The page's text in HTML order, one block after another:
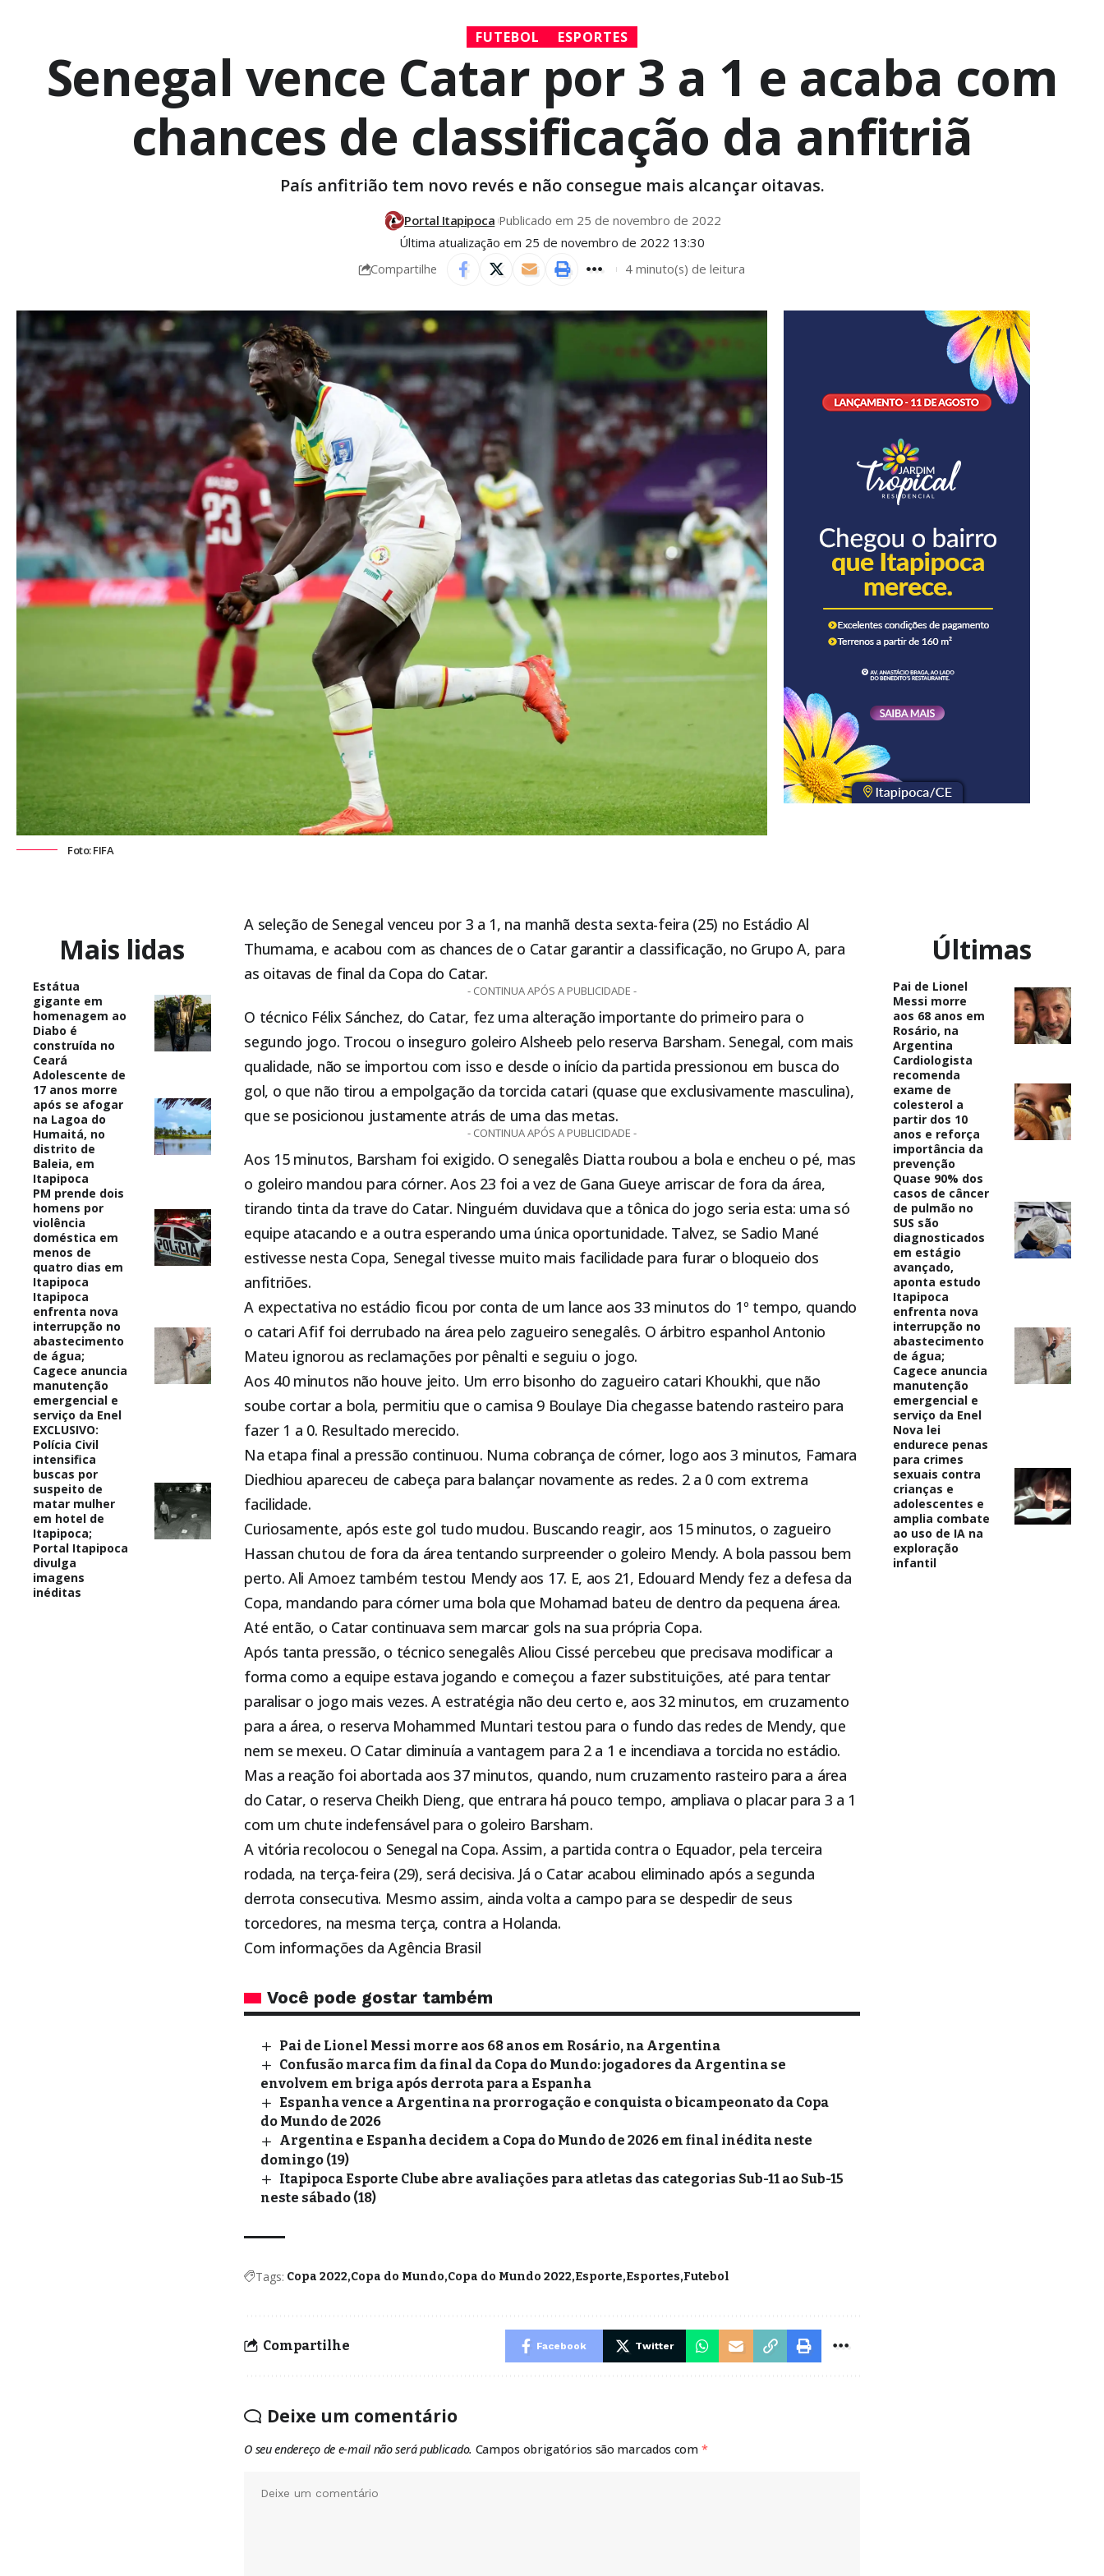
FUTEBOL ESPORTES
Senegal vence Catar por 3 a 1 e acaba com
chances de classificação da anfitriã
País anfitrião tem novo revés e não consegue mais alcançar oitavas.
Última atualização em 25 de novembro de 2022 13:30
Portal Itapipoca Publicado em 25 de novembro de 2022
Compartilhe 4 minuto(s) de leitura
Foto: FIFA
Mais lidas
Estátua
gigante em
homenagem ao
Diabo é
construída no
Ceará
Adolescente de
17 anos morre
após se afogar
na Lagoa do
Humaitá, no
distrito de
Baleia, em
Itapipoca
PM prende dois
homens por
violência
doméstica em
menos de
quatro dias em
Itapipoca
Itapipoca
enfrenta nova
interrupção no
abastecimento
de água;
Cagece anuncia
manutenção
emergencial e
serviço da Enel
EXCLUSIVO:
Polícia Civil
intensifica
buscas por
suspeito de
matar mulher
em hotel de
Itapipoca;
Portal Itapipoca
divulga
imagens
inéditas
A seleção de Senegal venceu por 3 a 1, na manhã desta sexta-feira (25) no Estádio Al
Thumama, e acabou com as chances de o Catar garantir a classificação, no Grupo A, para
as oitavas de final da Copa do Catar.
- CONTINUA APÓS A PUBLICIDADE -
O técnico Félix Sánchez, do Catar, fez uma alteração importante do primeiro para o
segundo jogo. Trocou o inseguro goleiro Alsheeb pelo reserva Barsham. Senegal, com mais
qualidade, não se importou com isso e desde o início da partida pressionou em busca do
gol, o que não tirou a empolgação da torcida catari (quase que exclusivamente masculina),
que se posicionou justamente atrás de uma das metas.
- CONTINUA APÓS A PUBLICIDADE -
Aos 15 minutos, Barsham foi exigido. O senegalês Diatta roubou a bola e encheu o pé, mas
o goleiro mandou para córner. Aos 23 foi a vez de Gana Gueye arriscar de fora da área,
tirando tinta da trave do Catar. Ninguém duvidava que a tônica do jogo seria esta: uma só
equipe atacando e a outra esperando uma única oportunidade. Talvez, se Sadio Mané
estivesse nesta Copa, Senegal tivesse muito mais facilidade para furar o bloqueio dos
anfitriões.
A expectativa no estádio ficou por conta de um lance aos 33 minutos do 1º tempo, quando
o catari Afif foi derrubado na área pelo zagueiro senegalês. O árbitro espanhol Antonio
Mateu ignorou as reclamações por pênalti e seguiu o jogo.
Aos 40 minutos não houve jeito. Um erro bisonho do zagueiro catari Khoukhi, que não
soube cortar a bola, permitiu que o camisa 9 Boulaye Dia chegasse batendo rasteiro para
fazer 1 a 0. Resultado merecido.
Na etapa final a pressão continuou. Numa cobrança de córner, logo aos 3 minutos, Famara
Diedhiou apareceu de cabeça para balançar novamente as redes. 2 a 0 com extrema
facilidade.
Curiosamente, após este gol tudo mudou. Buscando reagir, aos 15 minutos, o zagueiro
Hassan chutou de fora da área tentando surpreender o goleiro Mendy. A bola passou bem
perto. Ali Amoez também testou Mendy aos 17. E, aos 21, Edouard Mendy fez a defesa da
Copa, mandando para córner uma bola que Mohamad bateu de dentro da pequena área.
Até então, o Catar continuava sem marcar gols na sua própria Copa.
Após tanta pressão, o técnico senegalês Aliou Cissé percebeu que precisava modificar a
forma como a equipe estava jogando e começou a fazer substituições, até para tentar
paralisar o jogo mais vezes. A estratégia não deu certo e, aos 32 minutos, em cruzamento
para a área, o reserva Mohammed Muntari testou para o fundo das redes de Mendy, que
nem se mexeu. O Catar diminuía a vantagem para 2 a 1 e incendiava a torcida no estádio.
Mas a reação foi abortada aos 37 minutos, quando, num cruzamento rasteiro para a área
do Catar, o reserva Cheikh Dieng, que entrara há pouco tempo, ampliava o placar para 3 a 1
com um chute indefensável para o goleiro Barsham.
A vitória recolocou o Senegal na Copa. Assim, a partida contra o Equador, pela terceira
rodada, na terça-feira (29), será decisiva. Já o Catar acabou eliminado após a segunda
derrota consecutiva. Mesmo assim, ainda volta a campo para se despedir de seus
torcedores, na mesma terça, contra a Holanda.
Com informações da Agência Brasil
Você pode gostar também
Pai de Lionel Messi morre aos 68 anos em Rosário, na Argentina
Confusão marca fim da final da Copa do Mundo: jogadores da Argentina se
envolvem em briga após derrota para a Espanha
Espanha vence a Argentina na prorrogação e conquista o bicampeonato da Copa
do Mundo de 2026
Argentina e Espanha decidem a Copa do Mundo de 2026 em final inédita neste
domingo (19)
Itapipoca Esporte Clube abre avaliações para atletas das categorias Sub-11 ao Sub-15
neste sábado (18)
Tags: Copa 2022 Copa do Mundo Copa do Mundo 2022 Esporte Esportes Futebol
Compartilhe Facebook Twitter
Deixe um comentário
O seu endereço de e-mail não será publicado. Campos obrigatórios são marcados com *
Últimas
Pai de Lionel
Messi morre
aos 68 anos em
Rosário, na
Argentina
Cardiologista
recomenda
exame de
colesterol a
partir dos 10
anos e reforça
importância da
prevenção
Quase 90% dos
casos de câncer
de pulmão no
SUS são
diagnosticados
em estágio
avançado,
aponta estudo
Itapipoca
enfrenta nova
interrupção no
abastecimento
de água;
Cagece anuncia
manutenção
emergencial e
serviço da Enel
Nova lei
endurece penas
para crimes
sexuais contra
crianças e
adolescentes e
amplia combate
ao uso de IA na
exploração
infantil